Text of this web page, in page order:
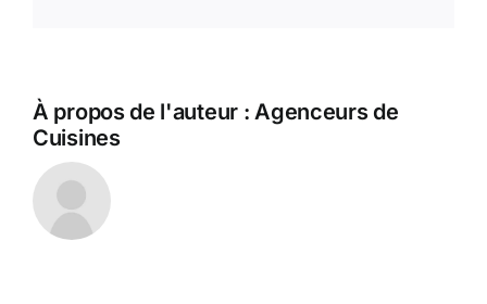
À propos de l'auteur :Agenceurs de
Cuisines